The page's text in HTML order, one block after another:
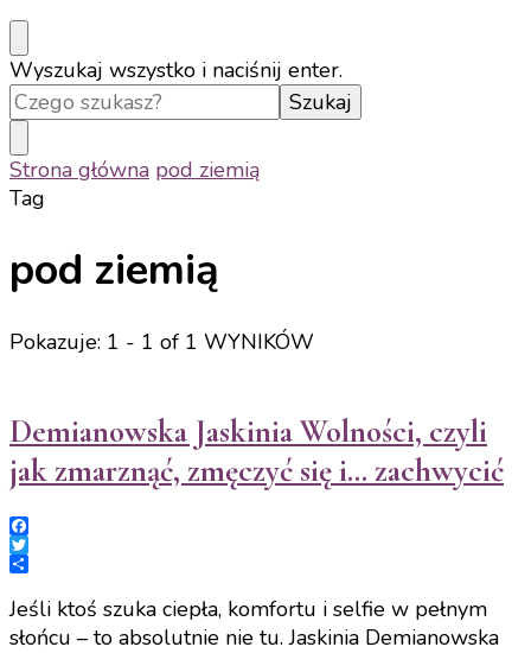
Szukasz
czegoś?
Wyszukaj wszystko i naciśnij enter.
Strona główna pod ziemią
Tag
pod ziemią
Pokazuje: 1 - 1 of 1 WYNIKÓW
Demianowska Jaskinia Wolności, czyli
jak zmarznąć, zmęczyć się i… zachwycić
Facebook
Twitter
Share
Jeśli ktoś szuka ciepła, komfortu i selfie w pełnym
słońcu – to absolutnie nie tu. Jaskinia Demianowska